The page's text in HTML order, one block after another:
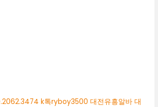
k톡ryboy3500 대전유흥알바 대